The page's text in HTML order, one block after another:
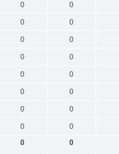
0 0
0 0
0 0
0 0
0 0
0 0
0 0
0
0
0
0